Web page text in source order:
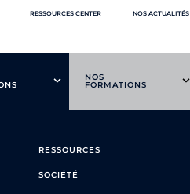
RESSOURCES CENTER NOS ACTUALITÉS
NOS
FORMATIONS
RESSOURCES
SOCIÉTÉ